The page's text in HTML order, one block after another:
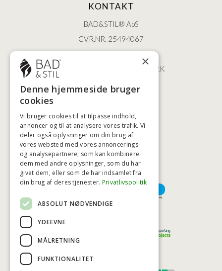
KONTAKT
BAD&STIL® ApS
CVR.NR. 25494067
ØSTERBROGADE 202
2100 KØBENHAVN • DANMARK
+45 3920 5084
HØJESTE KREDITVÆRDIGHED
BETALINGSMULIGHEDER
TRUST SCORE 4,7
×
Denne hjemmeside bruger
cookies
Vi bruger cookies til at tilpasse indhold,
annoncer og til at analysere vores trafik. Vi
deler også oplysninger om din brug af
vores websted med vores annoncerings-
og analysepartnere, som kan kombinere
dem med andre oplysninger, som du har
givet dem, eller som de har indsamlet fra
din brug af deres tjenester. Privatlivspolitik
ABSOLUT NØDVENDIGE
YDEEVNE
MÅLRETNING
FUNKTIONALITET